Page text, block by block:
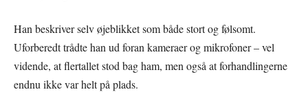
Han beskriver selv øjeblikket som både stort og følsomt.
Uforberedt trådte han ud foran kameraer og mikrofoner – vel
vidende, at flertallet stod bag ham, men også at forhandlingerne
endnu ikke var helt på plads.